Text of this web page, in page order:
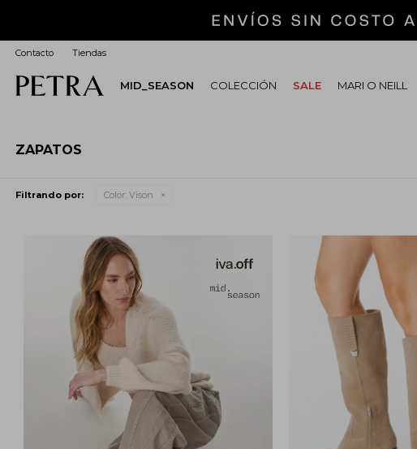
MID_SEASON COLECCIÓN SALE MARI O NEILL
Contacto Tiendas
ZAPATOS
Filtrando por: Color: Vison